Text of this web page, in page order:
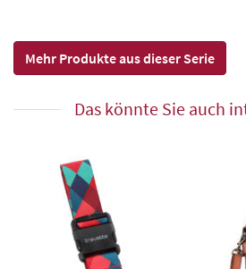
Mehr Produkte aus dieser Serie
Das könnte Sie auch